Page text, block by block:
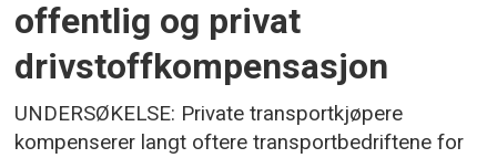
offentlig og privat
drivstoffkompensasjon
UNDERSØKELSE: Private transportkjøpere
kompenserer langt oftere transportbedriftene for